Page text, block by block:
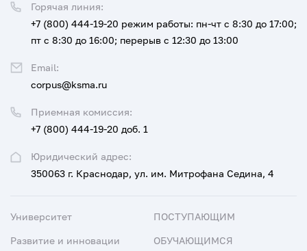
Юридический адрес:
350063 г. Краснодар, ул. им. Митрофана Седина, 4
Приемная комиссия:
+7 (800) 444-19-20 доб. 1
Горячая линия:
+7 (800) 444-19-20 режим работы: пн-чт с 8:30 до 17:00;
пт с 8:30 до 16:00; перерыв с 12:30 до 13:00
Email:
corpus@ksma.ru
Университет
Развитие и инновации
ПОСТУПАЮЩИМ
ОБУЧАЮЩИМСЯ